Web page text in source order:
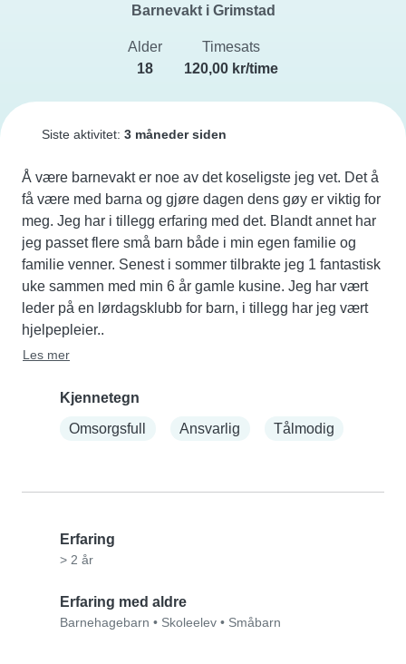
Barnevakt i Grimstad
Alder
18
Timesats
120,00 kr/time
Siste aktivitet: 3 måneder siden
Å være barnevakt er noe av det koseligste jeg vet. Det å
få være med barna og gjøre dagen dens gøy er viktig for
meg. Jeg har i tillegg erfaring med det. Blandt annet har
jeg passet flere små barn både i min egen familie og
familie venner. Senest i sommer tilbrakte jeg 1 fantastisk
uke sammen med min 6 år gamle kusine. Jeg har vært
leder på en lørdagsklubb for barn, i tillegg har jeg vært
hjelpepleier..
Les mer
Kjennetegn
Omsorgsfull
Ansvarlig Tålmodig
Erfaring
> 2 år
Erfaring med aldre
Barnehagebarn • Skoleelev • Småbarn